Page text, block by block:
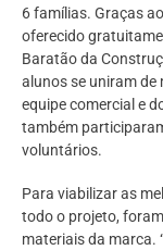
6 famílias. Graças
oferecido
Baratão da
alunos se uniram de
equipe comercial e
também
voluntários.
Para viabilizar as
todo o projeto,
materiais da marca.